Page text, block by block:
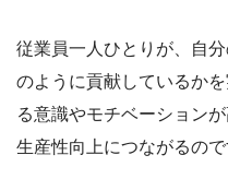
従業員一人ひとりが、自
のように貢献しているか
る意識やモチベーション
生産性向上につながるので